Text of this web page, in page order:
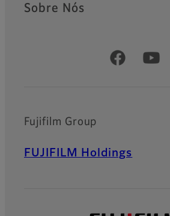
Sobre Nós
Official Social Media
Fujifilm Group
FUJIFILM Holdings